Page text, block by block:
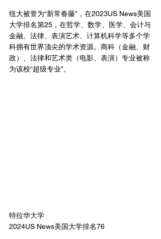
纽大被誉为“新常春藤”，在2023US News美国
大学排名第25，在哲学、数学、医学、会计与
金融、法律、表演艺术、计算机科学等多个学
科拥有世界顶尖的学术资源。商科（金融、财
政）、法律和艺术类（电影、表演）专业被称
为该校“超级专业”。
特拉华大学
2024US News美国大学排名76